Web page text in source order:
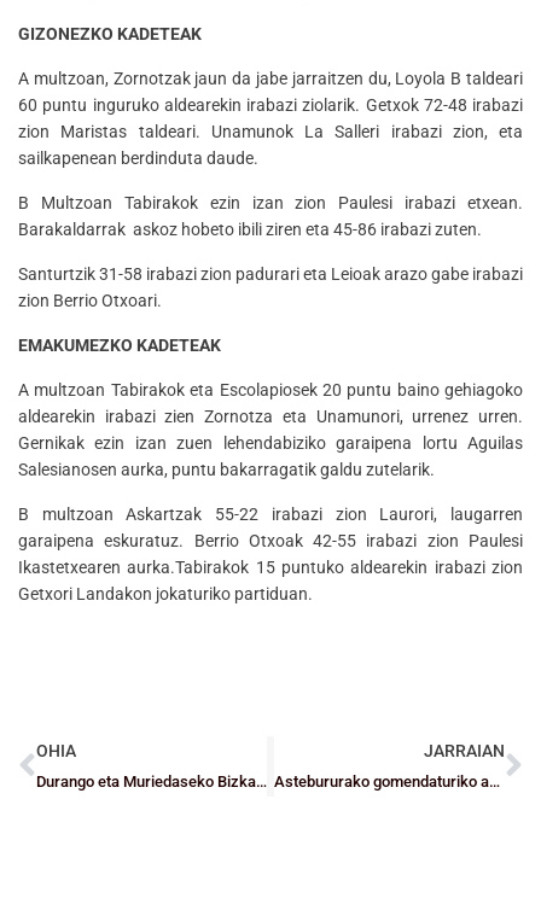
GIZONEZKO KADETEAK
A multzoan, Zornotzak jaun da jabe jarraitzen du, Loyola B taldeari
60 puntu inguruko aldearekin irabazi ziolarik. Getxok 72-48 irabazi
zion Maristas taldeari. Unamunok La Salleri irabazi zion, eta
sailkapenean berdinduta daude.
B Multzoan Tabirakok ezin izan zion Paulesi irabazi etxean.
Barakaldarrak askoz hobeto ibili ziren eta 45-86 irabazi zuten.
Santurtzik 31-58 irabazi zion padurari eta Leioak arazo gabe irabazi
zion Berrio Otxoari.
EMAKUMEZKO KADETEAK
A multzoan Tabirakok eta Escolapiosek 20 puntu baino gehiagoko
aldearekin irabazi zien Zornotza eta Unamunori, urrenez urren.
Gernikak ezin izan zuen lehendabiziko garaipena lortu Aguilas
Salesianosen aurka, puntu bakarragatik galdu zutelarik.
B multzoan Askartzak 55-22 irabazi zion Laurori, laugarren
garaipena eskuratuz. Berrio Otxoak 42-55 irabazi zion Paulesi
Ikastetxearen aurka.Tabirakok 15 puntuko aldearekin irabazi zion
Getxori Landakon jokaturiko partiduan.
OHIA
Durango eta Muriedaseko Bizkaiko Selekzioentzat behin betiko test-a
JARRAIAN
Astebururako gomendaturiko agenda